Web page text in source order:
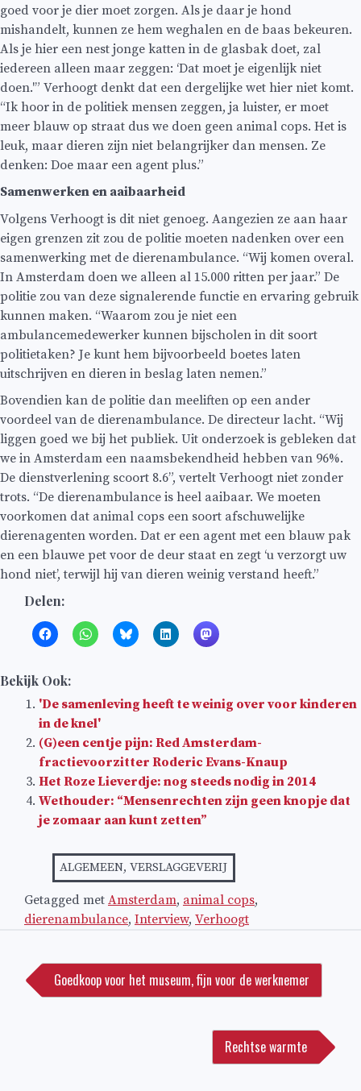
goed voor je dier moet zorgen. Als je daar je hond
mishandelt, kunnen ze hem weghalen en de baas bekeuren.
Als je hier een nest jonge katten in de glasbak doet, zal
iedereen alleen maar zeggen: ‘Dat moet je eigenlijk niet
doen.'” Verhoogt denkt dat een dergelijke wet hier niet komt.
“Ik hoor in de politiek mensen zeggen, ja luister, er moet
meer blauw op straat dus we doen geen animal cops. Het is
leuk, maar dieren zijn niet belangrijker dan mensen. Ze
denken: Doe maar een agent plus.”
Samenwerken en aaibaarheid
Volgens Verhoogt is dit niet genoeg. Aangezien ze aan haar
eigen grenzen zit zou de politie moeten nadenken over een
samenwerking met de dierenambulance. “Wij komen overal.
In Amsterdam doen we alleen al 15.000 ritten per jaar.” De
politie zou van deze signalerende functie en ervaring gebruik
kunnen maken. “Waarom zou je niet een
ambulancemedewerker kunnen bijscholen in dit soort
politietaken? Je kunt hem bijvoorbeeld boetes laten
uitschrijven en dieren in beslag laten nemen.”
Bovendien kan de politie dan meeliften op een ander
voordeel van de dierenambulance. De directeur lacht. “Wij
liggen goed we bij het publiek. Uit onderzoek is gebleken dat
we in Amsterdam een naamsbekendheid hebben van 96%.
De dienstverlening scoort 8.6”, vertelt Verhoogt niet zonder
trots. “De dierenambulance is heel aaibaar. We moeten
voorkomen dat animal cops een soort afschuwelijke
dierenagenten worden. Dat er een agent met een blauw pak
en een blauwe pet voor de deur staat en zegt ‘u verzorgt uw
hond niet’, terwijl hij van dieren weinig verstand heeft.”
Delen:
Bekijk Ook:
'De samenleving heeft te weinig over voor kinderen
in de knel'
(G)een centje pijn: Red Amsterdam-
fractievoorzitter Roderic Evans-Knaup
Het Roze Lieverdje: nog steeds nodig in 2014
Wethouder: “Mensenrechten zijn geen knopje dat
je zomaar aan kunt zetten”
ALGEMEEN,VERSLAGGEVERIJ
Getagged met Amsterdam, animal cops,
dierenambulance, Interview, Verhoogt
navigatie
Goedkoop voor het museum, fijn voor de werknemer
Rechtse warmte